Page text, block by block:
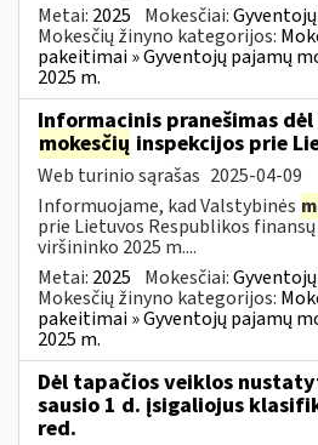
Metai: 2025 Mokesčiai:
Mokesčių žinyno kategorijos:
pakeitimai » Gyventojų pajamų
2025 m.
Informacinis pranešimas
mokesčių inspekcijos prie
Web turinio sąrašas 2025-04-09
Informuojame, kad Valstybinės
prie Lietuvos Respublikos
viršininko 2025 m....
Metai: 2025 Mokesčiai:
Mokesčių žinyno kategorijos:
pakeitimai » Gyventojų pajamų
2025 m.
Dėl tapačios veiklos
sausio 1 d. įsigaliojus
red.